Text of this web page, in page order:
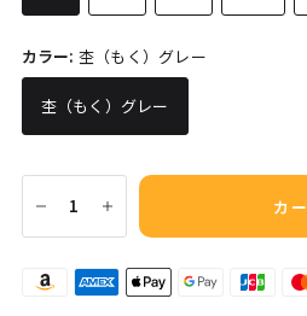
カラー: 杢（もく）グレー
杢（もく）グレー
カ